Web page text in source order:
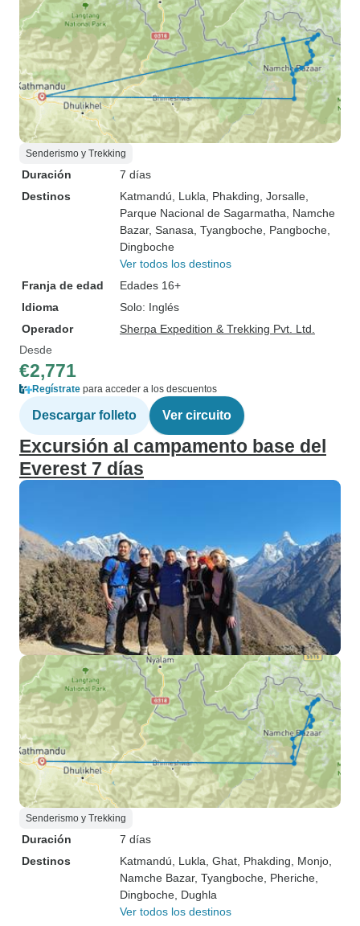
Senderismo y Trekking
Duración
7 días
Destinos
Katmandú , Lukla , Phakding , Jorsalle
Parque Nacional de Sagarmatha , Namche
Bazar, Sanasa , Tyangboche , Pangboche
Dingboche
Ver todos los destinos
Franja de edad
Edades 16+
Idioma
Solo: Inglés
Operador
Sherpa Expedition & Trekking Pvt. Ltd.
Desde
€2,771
Regístrate para acceder a los descuentos
Descargar folleto Ver circuito
Excursión al campamento base del
Everest 7 días
Senderismo y Trekking
Duración
7 días
Destinos
Katmandú , Lukla , Ghat , Phakding , Monjo
Namche Bazar, Tyangboche , Pheriche
Dingboche , Dughla
Ver todos los destinos